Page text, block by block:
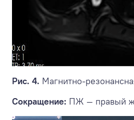
Рис. 4. Магнитно-
Сокращение: ПЖ — правый